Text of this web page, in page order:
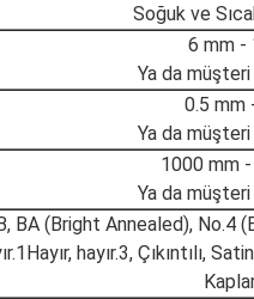
Soğuk ve
6 mm -
Ya da
0.5 mm
Ya da
1000 mm
Ya da
BA (Bright Annealed), No.4
hayır.3, Çıkıntılı,